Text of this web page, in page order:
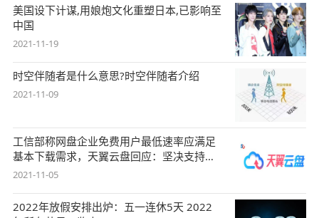
美国设下计谋,用娘炮文化重塑日本,已影响至
中国
2021-11-19
时空伴随者是什么意思?时空伴随者介绍
2021-11-09
工信部称网盘企业免费用户最低速率应满足
基本下载需求，天翼云盘回应：坚决支持，
始终
2021-11-05
2022年放假安排出炉：五一连休5天 2022